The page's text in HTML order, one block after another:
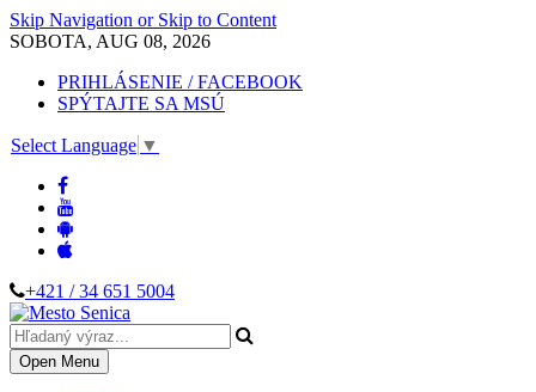
Skip Navigation or Skip to Content
SOBOTA, AUG 08, 2026
PRIHLÁSENIE / FACEBOOK
SPÝTAJTE SA MSÚ
Select Language ▼
+421 / 34 651 5004
Open Menu